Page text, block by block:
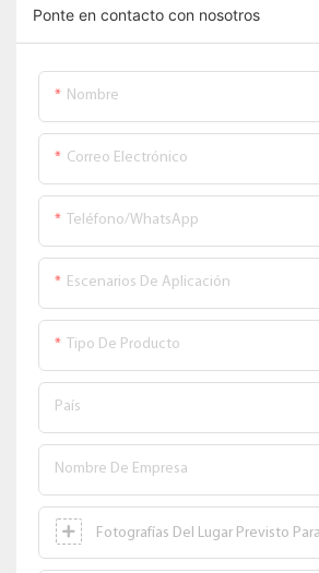
Ponte en contacto con nosotros
Nombre
Correo Electrónico
Teléfono/WhatsApp
Escenarios De Aplicación
Tipo De Producto
País
Nombre De Empresa
Fotografías Del Lugar Previsto